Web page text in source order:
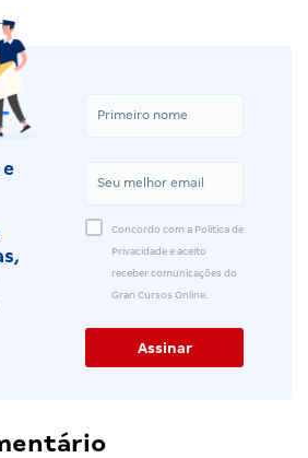
Concordo com a Política de
Privacidade e aceito
receber comunicações do
Gran Cursos Online.